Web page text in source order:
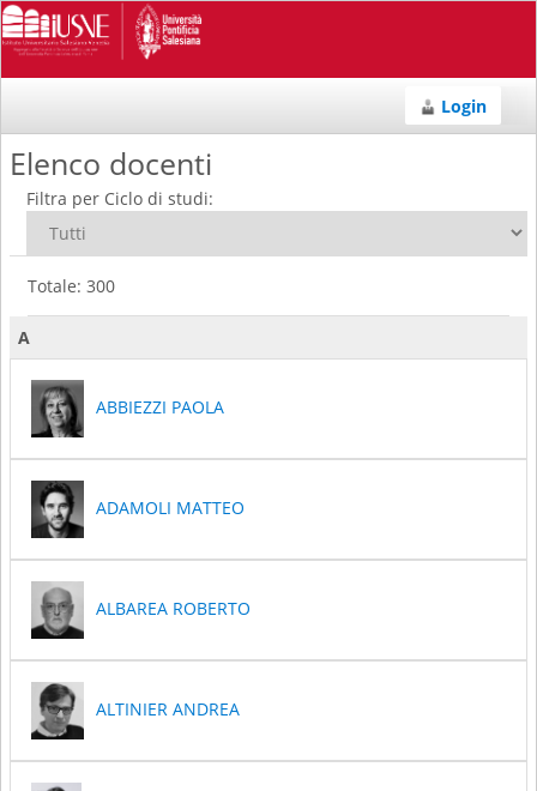
Login
Elenco docenti
Filtra per Ciclo di studi:
Totale: 300
A
ABBIEZZI PAOLA
ADAMOLI MATTEO
ALBAREA ROBERTO
ALTINIER ANDREA